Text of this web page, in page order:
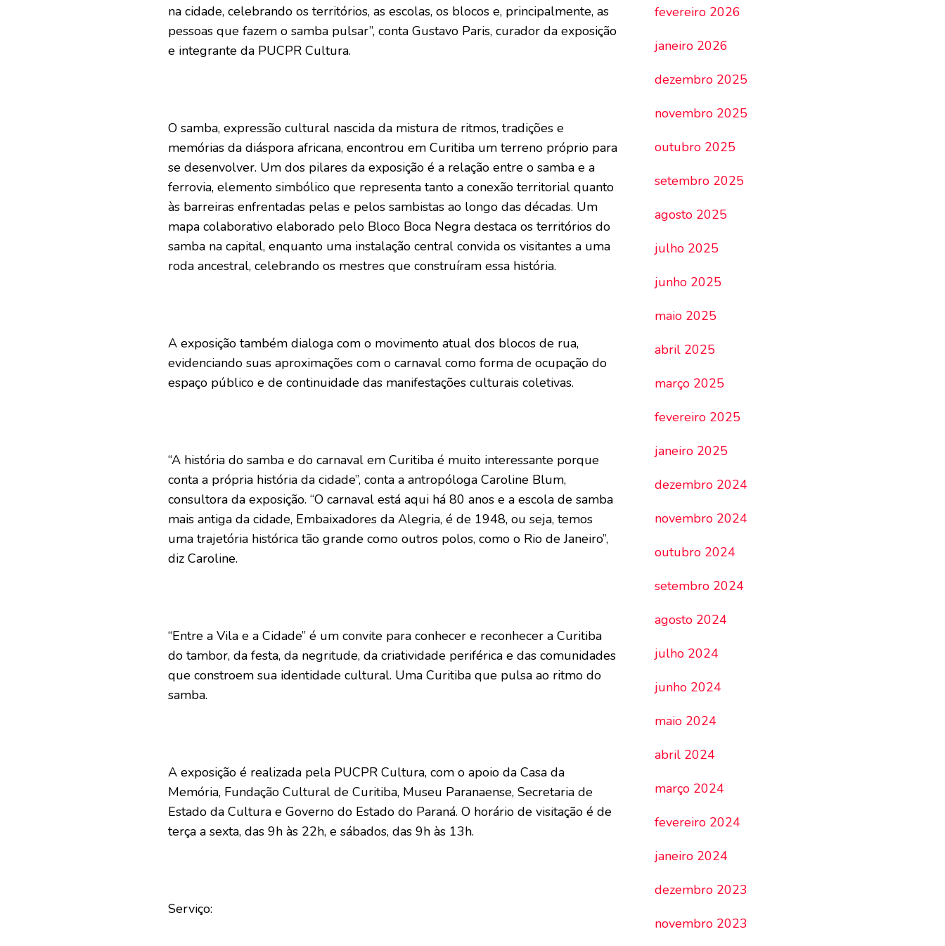
na cidade, celebrando os territórios, as escolas, os blocos e, principalmente, as
pessoas que fazem o samba pulsar”, conta Gustavo Paris, curador da exposição
e integrante da PUCPR Cultura.
O samba, expressão cultural nascida da mistura de ritmos, tradições e
memórias da diáspora africana, encontrou em Curitiba um terreno próprio para
se desenvolver. Um dos pilares da exposição é a relação entre o samba e a
ferrovia, elemento simbólico que representa tanto a conexão territorial quanto
às barreiras enfrentadas pelas e pelos sambistas ao longo das décadas. Um
mapa colaborativo elaborado pelo Bloco Boca Negra destaca os territórios do
samba na capital, enquanto uma instalação central convida os visitantes a uma
roda ancestral, celebrando os mestres que construíram essa história.
A exposição também dialoga com o movimento atual dos blocos de rua,
evidenciando suas aproximações com o carnaval como forma de ocupação do
espaço público e de continuidade das manifestações culturais coletivas.
“A história do samba e do carnaval em Curitiba é muito interessante porque
conta a própria história da cidade”, conta a antropóloga Caroline Blum,
consultora da exposição. “O carnaval está aqui há 80 anos e a escola de samba
mais antiga da cidade, Embaixadores da Alegria, é de 1948, ou seja, temos
uma trajetória histórica tão grande como outros polos, como o Rio de Janeiro”,
diz Caroline.
“Entre a Vila e a Cidade” é um convite para conhecer e reconhecer a Curitiba
do tambor, da festa, da negritude, da criatividade periférica e das comunidades
que constroem sua identidade cultural. Uma Curitiba que pulsa ao ritmo do
samba.
A exposição é realizada pela PUCPR Cultura, com o apoio da Casa da
Memória, Fundação Cultural de Curitiba, Museu Paranaense, Secretaria de
Estado da Cultura e Governo do Estado do Paraná. O horário de visitação é de
terça a sexta, das 9h às 22h, e sábados, das 9h às 13h.
Serviço:
fevereiro 2026
janeiro 2026
dezembro 2025
novembro 2025
outubro 2025
setembro 2025
agosto 2025
julho 2025
junho 2025
maio 2025
abril 2025
março 2025
fevereiro 2025
janeiro 2025
dezembro 2024
novembro 2024
outubro 2024
setembro 2024
agosto 2024
julho 2024
junho 2024
maio 2024
abril 2024
março 2024
fevereiro 2024
janeiro 2024
dezembro 2023
novembro 2023